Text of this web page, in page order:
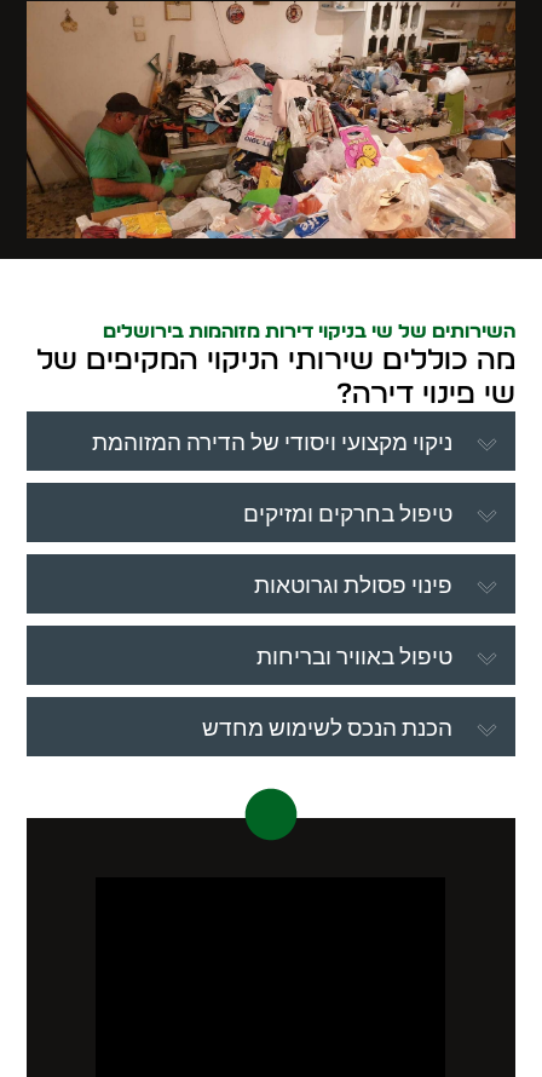
השירותים של שי בניקוי דירות מזוהמות בירושלים
מה כוללים שירותי הניקוי המקיפים של
שי פינוי דירה?
ניקוי מקצועי ויסודי של הדירה המזוהמת
טיפול בחרקים ומזיקים
פינוי פסולת וגרוטאות
טיפול באוויר ובריחות
הכנת הנכס לשימוש מחדש